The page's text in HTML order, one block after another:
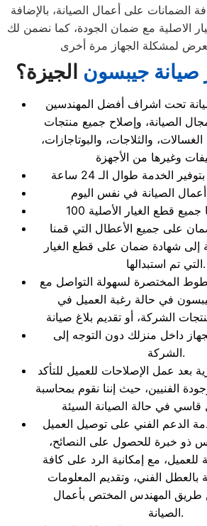
الضمانات على أعمال الصيانة، بالإضافة
الاصلية مع ضمان الجودة، كما نضمن لك
صيانة جيبسون الجيزة؟
تحت اشراف أفضل المهندسين
الصيانة، وإصلاح جميع منتجات
والثلاجات، والبوتاجازات،
على جميع الأعطال التي قمنا
إلى شهادة ضمان على قطع الغيار
التي تم استبدالها.
المختصرة لسهولة التواصل مع
في حالة رغبة العميل في
داخل منزلك دون التوجه إلى
الشركة.
بعد عمل الإصلاحات للعميل للتأكد
الفنيين، حيث إننا نقوم بمحاسبة
الدعم الفني على توصيل العميل
ذو خبرة للحصول على النصائح،
للعميل، مع إمكانية الرد على كافة
بالعطل الفني، وتقديم المعلومات
المهندس المختص بأعمال
الصيانة.